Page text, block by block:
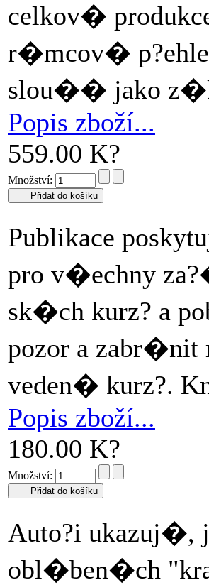
celkov�
r�mcov�
slou�� jako
Popis zboží...
559.00 K?
Množství:
Publikace
pro v�echny
sk�ch kurz? a
pozor a
veden� kurz?.
Popis zboží...
180.00 K?
Množství:
Auto?i
obl�ben�ch